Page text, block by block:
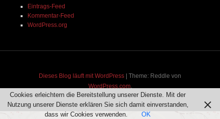
Eintrags-Feed
Kommentar-Feed
WordPress.org
Dieses Blog läuft mit WordPress | Theme: Reddle von
WordPress.com.
Cookies erleichtern die Bereitstellung unserer Dienste. Mit der
Nutzung unserer Dienste erklären Sie sich damit einverstanden,
dass wir Cookies verwenden.
OK